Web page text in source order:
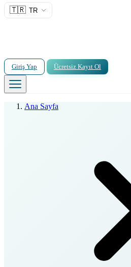
🇹🇷 TR
Giriş Yap Ücretsiz Kayıt Ol
Ana Sayfa